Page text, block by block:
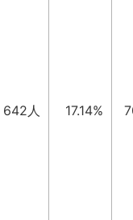
642人 17.14%